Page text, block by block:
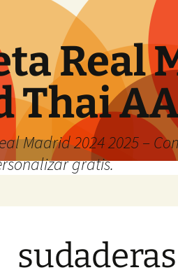
Real
Thai
Madrid 2024 2025 –
gratis.